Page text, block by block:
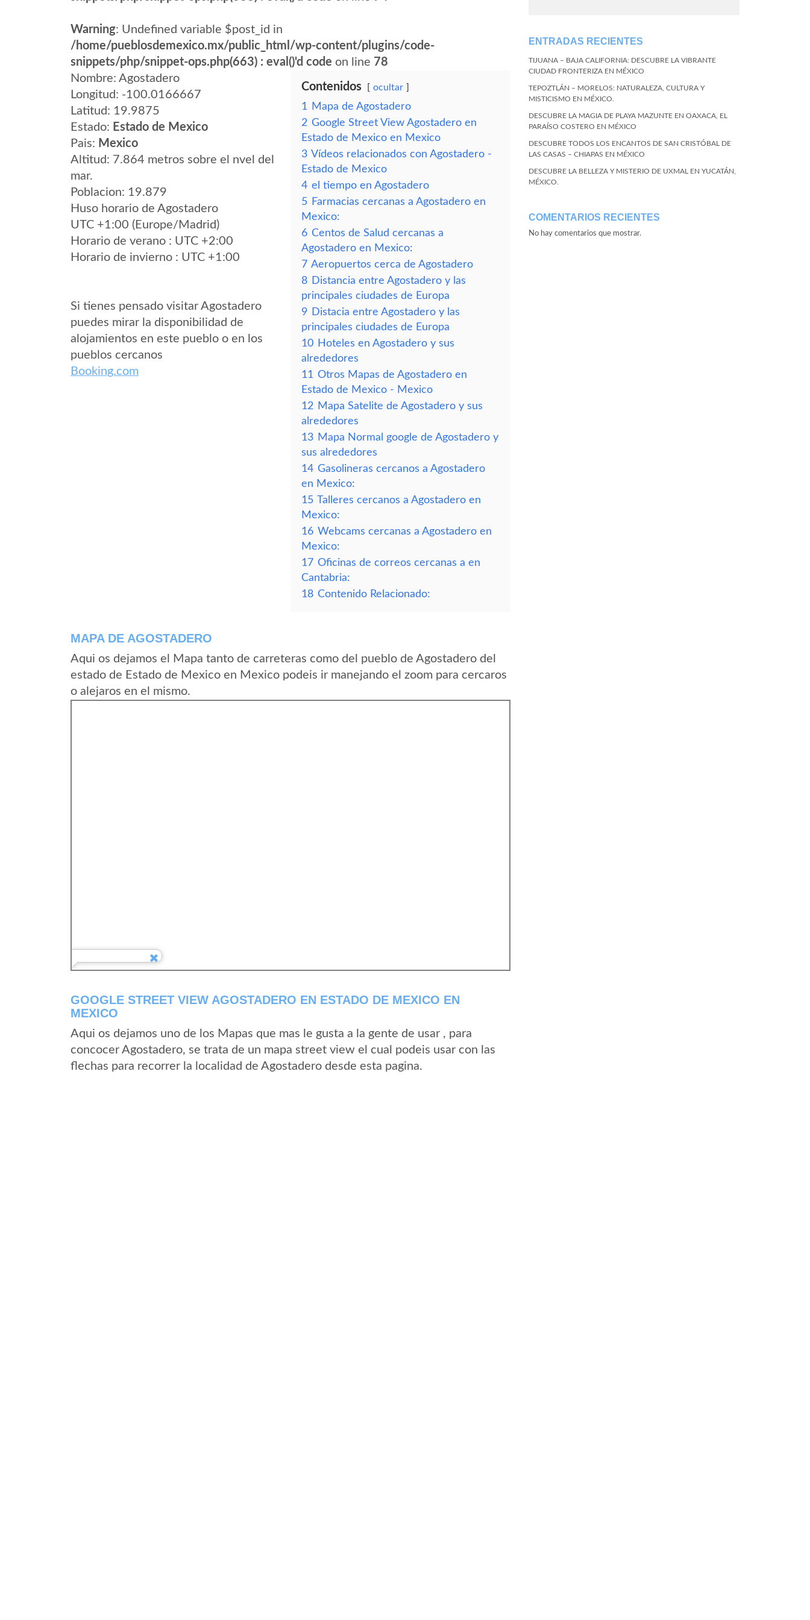
Warning: Undefined variable $post_id in
/home/pueblosdemexico.mx/public_html/wp-content/plugins/code-
snippets/php/snippet-ops.php(663) : eval()'d code on line 78
Nombre: Agostadero
Longitud: -100.0166667
Latitud: 19.9875
Estado: Estado de Mexico
Pais: Mexico
Altitud: 7.864 metros sobre el nvel del
mar.
Poblacion: 19.879
Huso horario de Agostadero
UTC +1:00 (Europe/Madrid)
Horario de verano : UTC +2:00
Horario de invierno : UTC +1:00
Si tienes pensado visitar Agostadero
puedes mirar la disponibilidad de
alojamientos en este pueblo o en los
pueblos cercanos
Booking.com
Contenidos ocultar
1
Mapa de Agostadero
2 Google Street View Agostadero en
Estado de Mexico en Mexico
3 Vídeos relacionados con Agostadero -
Estado de Mexico
4 el tiempo en Agostadero
5 Farmacias cercanas a Agostadero en
Mexico:
6 Centos de Salud cercanas a
Agostadero en Mexico:
7 Aeropuertos cerca de Agostadero
8 Distancia entre Agostadero y las
principales ciudades de Europa
9 Distacia entre Agostadero y las
principales ciudades de Europa
10 Hoteles en Agostadero y sus
alrededores
11 Otros Mapas de Agostadero en
Estado de Mexico - Mexico
12 Mapa Satelite de Agostadero y sus
alrededores
13 Mapa Normal google de Agostadero y
sus alrededores
14 Gasolineras cercanos a Agostadero
en Mexico:
15 Talleres cercanos a Agostadero en
Mexico:
16 Webcams cercanas a Agostadero en
Mexico:
17 Oficinas de correos cercanas a en
Cantabria:
18 Contenido Relacionado:
MAPA DE AGOSTADERO
Aqui os dejamos el Mapa tanto de carreteras como del pueblo de Agostadero del
estado de Estado de Mexico en Mexico podeis ir manejando el zoom para cercaros
o alejaros en el mismo.
GOOGLE STREET VIEW AGOSTADERO EN ESTADO DE MEXICO EN
MEXICO
Aqui os dejamos uno de los Mapas que mas le gusta a la gente de usar , para
concocer Agostadero, se trata de un mapa street view el cual podeis usar con las
flechas para recorrer la localidad de Agostadero desde esta pagina.
ENTRADAS RECIENTES
TIJUANA – BAJA CALIFORNIA: DESCUBRE LA VIBRANTE
CIUDAD FRONTERIZA EN MÉXICO
TEPOZTLÁN – MORELOS: NATURALEZA, CULTURA Y
MISTICISMO EN MÉXICO.
DESCUBRE LA MAGIA DE PLAYA MAZUNTE EN OAXACA, EL
PARAÍSO COSTERO EN MÉXICO
DESCUBRE TODOS LOS ENCANTOS DE SAN CRISTÓBAL DE
LAS CASAS – CHIAPAS EN MÉXICO
DESCUBRE LA BELLEZA Y MISTERIO DE UXMAL EN YUCATÁN,
MÉXICO.
COMENTARIOS RECIENTES
No hay comentarios que mostrar.